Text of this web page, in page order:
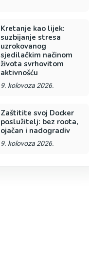
Kretanje kao lijek:
suzbijanje stresa
uzrokovanog
sjedilačkim načinom
života svrhovitom
aktivnošću
9. kolovoza 2026.
Zaštitite svoj Docker
poslužitelj: bez roota,
ojačan i nadogradiv
9. kolovoza 2026.